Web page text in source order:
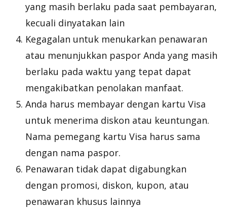
yang masih berlaku pada saat pembayaran,
kecuali dinyatakan lain
Kegagalan untuk menukarkan penawaran
atau menunjukkan paspor Anda yang masih
berlaku pada waktu yang tepat dapat
mengakibatkan penolakan manfaat.
Anda harus membayar dengan kartu Visa
untuk menerima diskon atau keuntungan.
Nama pemegang kartu Visa harus sama
dengan nama paspor.
Penawaran tidak dapat digabungkan
dengan promosi, diskon, kupon, atau
penawaran khusus lainnya